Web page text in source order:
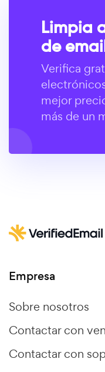
Limpia
de
Verifica
mejor
más de un
Empresa
Sobre nosotros
Contactar con
Contactar con